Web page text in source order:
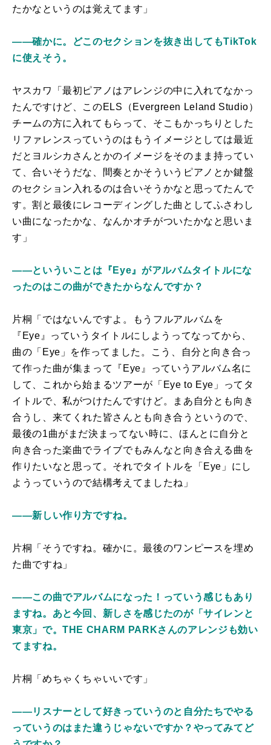
たかなというのは覚えてます」
――確かに。どこのセクションを抜き出してもTikTok
に使えそう。
ヤスカワ「最初ピアノはアレンジの中に入れてなかっ
たんですけど、このELS（Evergreen Leland Studio）
チームの方に入れてもらって、そこもかっちりとした
リファレンスっていうのはもうイメージとしては最近
だとヨルシカさんとかのイメージをそのまま持ってい
て、合いそうだな、間奏とかそういうピアノとか鍵盤
のセクション入れるのは合いそうかなと思ってたんで
す。割と最後にレコーディングした曲としてふさわし
い曲になったかな、なんかオチがついたかなと思いま
す」
――といういことは『Eye』がアルバムタイトルにな
ったのはこの曲ができたからなんですか？
片桐「ではないんですよ。もうフルアルバムを
『Eye』っていうタイトルにしようってなってから、
曲の「Eye」を作ってました。こう、自分と向き合っ
て作った曲が集まって『Eye』っていうアルバム名に
して、これから始まるツアーが「Eye to Eye」ってタ
イトルで、私がつけたんですけど。まあ自分とも向き
合うし、来てくれた皆さんとも向き合うというので、
最後の1曲がまだ決まってない時に、ほんとに自分と
向き合った楽曲でライブでもみんなと向き合える曲を
作りたいなと思って。それでタイトルを「Eye」にし
ようっていうので結構考えてましたね」
――新しい作り方ですね。
片桐「そうですね。確かに。最後のワンピースを埋め
た曲ですね」
――この曲でアルバムになった！っていう感じもあり
ますね。あと今回、新しさを感じたのが「サイレンと
東京」で。THE CHARM PARKさんのアレンジも効い
てますね。
片桐「めちゃくちゃいいです」
――リスナーとして好きっていうのと自分たちでやる
っていうのはまた違うじゃないですか？やってみてど